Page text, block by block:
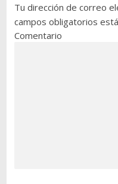
Tu dirección de correo
campos obligatorios
Comentario